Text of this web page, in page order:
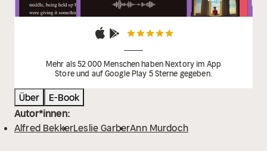
Mehr als 52 000 Menschen haben Nextory im App
Store und auf Google Play 5 Sterne gegeben.
Über
E-Book
Autor*innen:
Alfred BekkerLeslie GarberAnn Murdoch